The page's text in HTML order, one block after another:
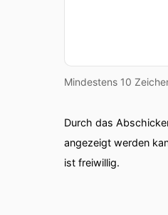
Mindestens 10
Durch das
angezeigt werden
ist freiwillig.